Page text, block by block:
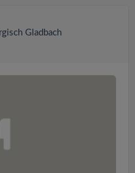
Gladbach